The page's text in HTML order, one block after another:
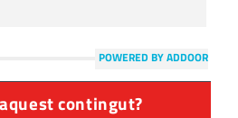
POWERED BY ADDOOR
contingut?